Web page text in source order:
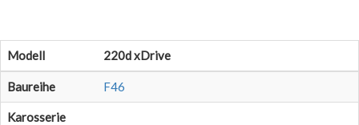
Modell 220d xDrive
Baureihe F46
Karosserie